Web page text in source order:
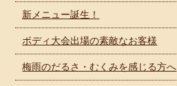
新メニュー誕生！
ボディ大会出場の素敵なお客様
梅雨のだるさ・むくみを感じる方へ